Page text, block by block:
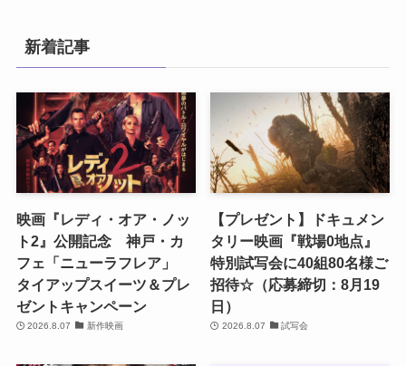
新着記事
映画『レディ・オア・ノッ
ト2』公開記念 神戸・カ
フェ「ニューラフレア」
タイアップスイーツ＆プレ
ゼントキャンペーン
2026.8.07 新作映画
【プレゼント】ドキュメン
タリー映画『戦場0地点』
特別試写会に40組80名様ご
招待☆（応募締切：8月19
日）
2026.8.07 試写会